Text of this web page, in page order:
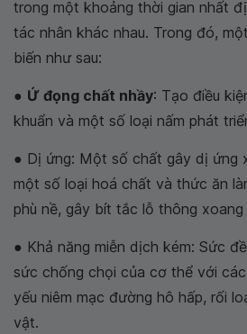
trong một khoảng thời gian nhất
tác nhân khác nhau. Trong đó,
biến như sau:
● Ứ đọng chất nhầy: Tạo điều
khuẩn và một số loại nấm phát
● Dị ứng: Một số chất gây dị ứng
một số loại hoá chất và thức ăn
phù nề, gây bít tắc lỗ thông xoang
● Khả năng miễn dịch kém: Sức
sức chống chọi của cơ thể với
yếu niêm mạc đường hô hấp, rối
vật.